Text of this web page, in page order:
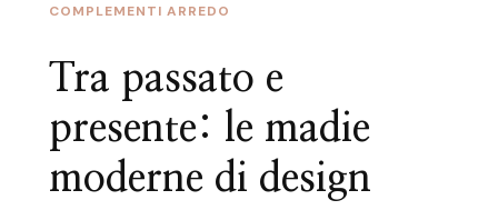
COMPLEMENTI ARREDO
Tra passato e
presente: le madie
moderne di design